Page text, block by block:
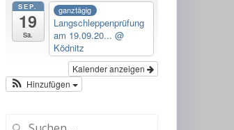
SEP.
19
Sa.
ganztägig
Langschleppenprüfung
am 19.09.20... @
Ködnitz
Kalender anzeigen
Hinzufügen
Suchen